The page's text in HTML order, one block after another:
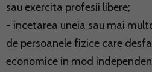
sau exercita profesii libere;
- incetarea uneia sau mai
de persoanele fizice care
economice in mod